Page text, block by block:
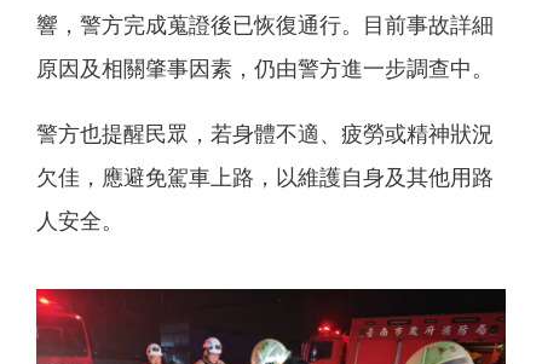
響，警方完成蒐證後已恢復通行。目前事故詳細
原因及相關肇事因素，仍由警方進一步調查中。
警方也提醒民眾，若身體不適、疲勞或精神狀況
欠佳，應避免駕車上路，以維護自身及其他用路
人安全。